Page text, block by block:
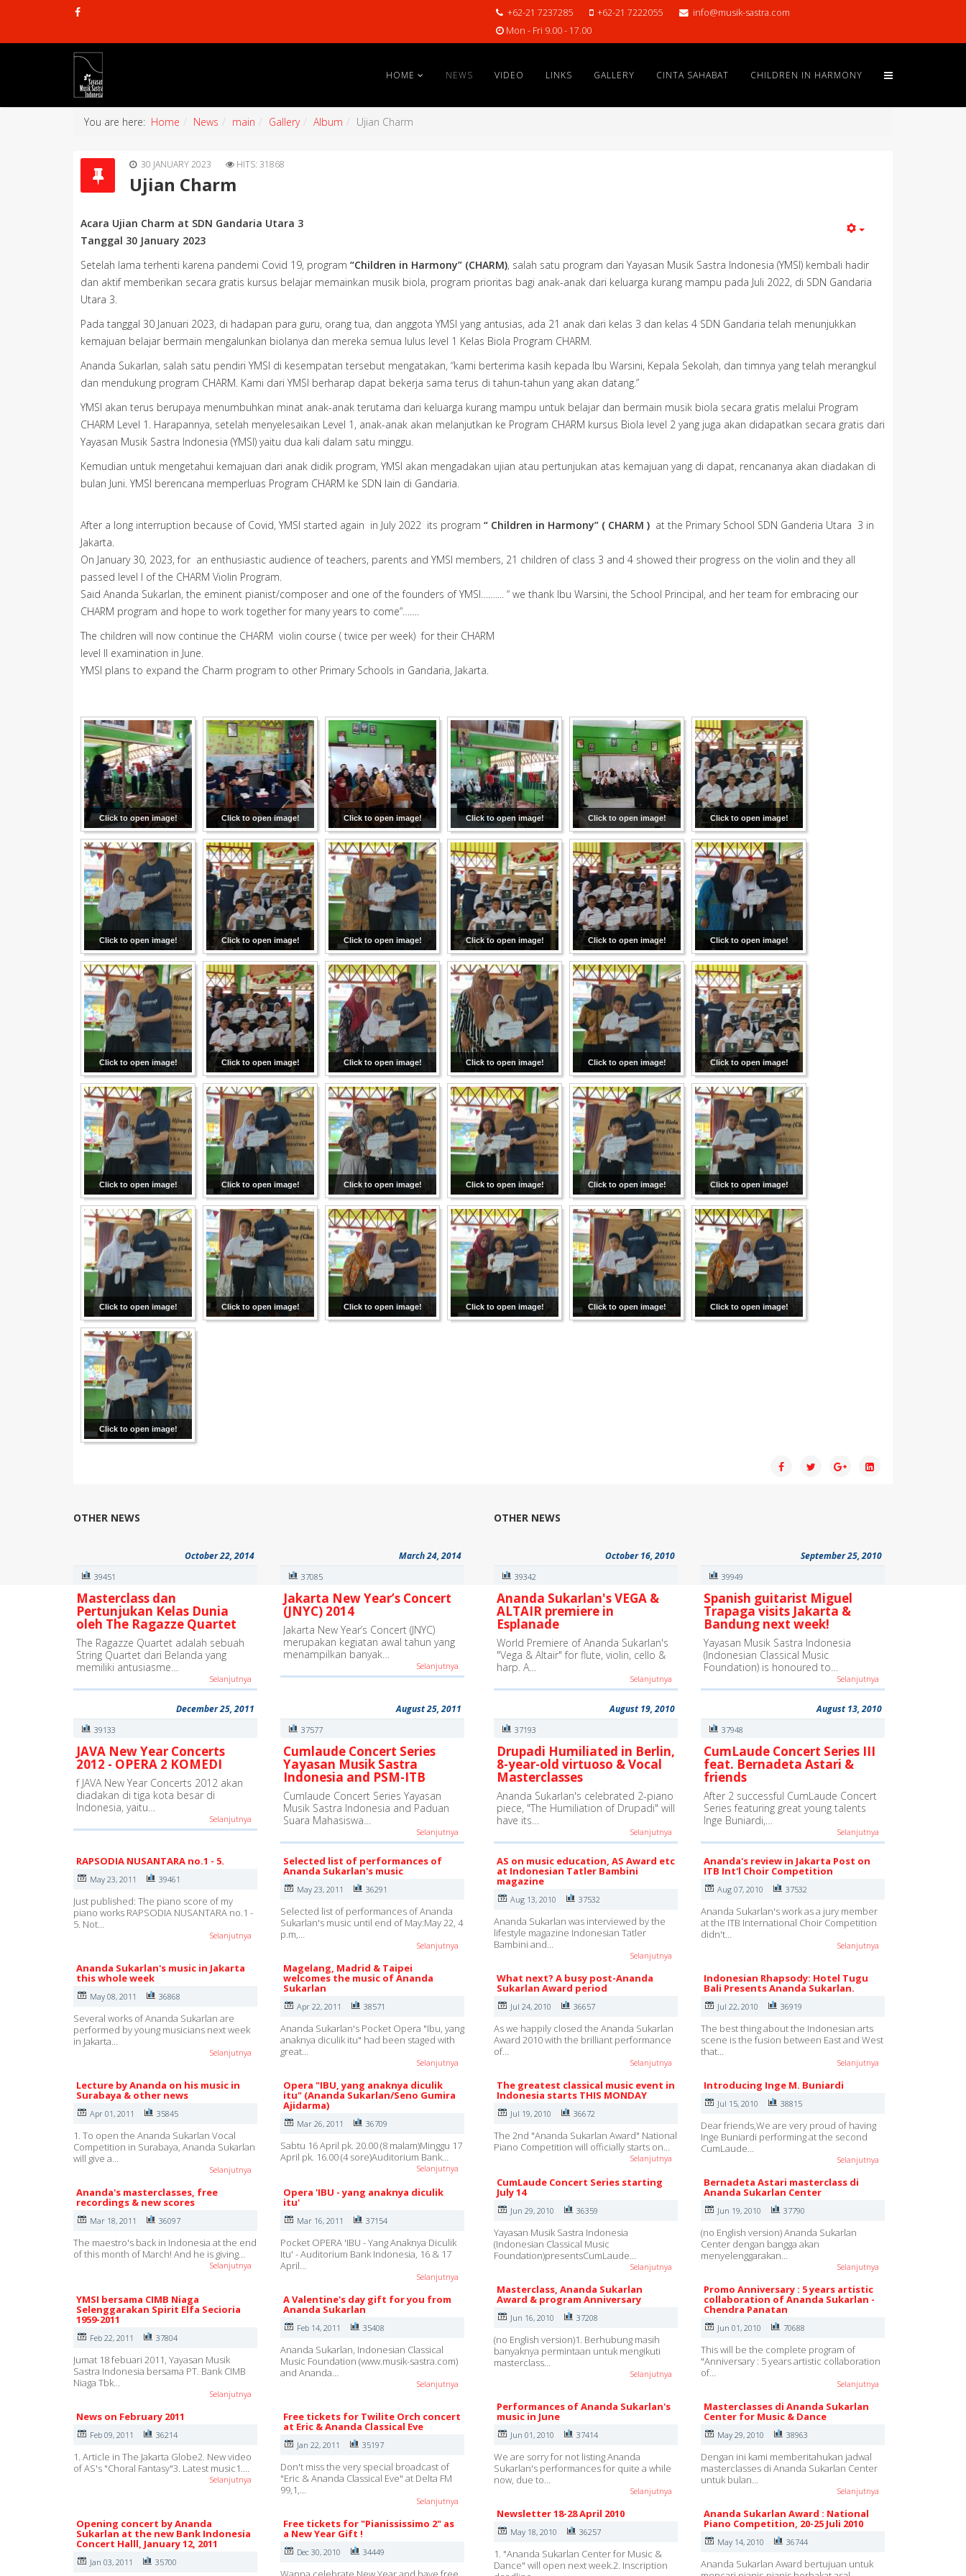
+62-21 7237285 +62-21 7222055
info@musik-sastra.com
Mon - Fri 9.00 - 17.00
HOME NEWS VIDEO LINKS GALLERY CINTA SAHABAT CHILDREN IN HARMONY
You are here: Home News main Gallery Album Ujian Charm
30 JANUARY 2023 HITS: 31868
Ujian Charm
Acara Ujian Charm at SDN Gandaria Utara 3
Tanggal 30 January 2023
Setelah lama terhenti karena pandemi Covid 19, program “Children in Harmony” (CHARM), salah satu program dari Yayasan Musik Sastra Indonesia (YMSI) kembali hadir
dan aktif memberikan secara gratis kursus belajar memainkan musik biola, program prioritas bagi anak-anak dari keluarga kurang mampu pada Juli 2022, di SDN Gandaria
Utara 3.
Pada tanggal 30 Januari 2023, di hadapan para guru, orang tua, dan anggota YMSI yang antusias, ada 21 anak dari kelas 3 dan kelas 4 SDN Gandaria telah menunjukkan
kemajuan belajar bermain mengalunkan biolanya dan mereka semua lulus level 1 Kelas Biola Program CHARM.
Ananda Sukarlan, salah satu pendiri YMSI di kesempatan tersebut mengatakan, “kami berterima kasih kepada Ibu Warsini, Kepala Sekolah, dan timnya yang telah merangkul
dan mendukung program CHARM. Kami dari YMSI berharap dapat bekerja sama terus di tahun-tahun yang akan datang.”
YMSI akan terus berupaya menumbuhkan minat anak-anak terutama dari keluarga kurang mampu untuk belajar dan bermain musik biola secara gratis melalui Program
CHARM Level 1. Harapannya, setelah menyelesaikan Level 1, anak-anak akan melanjutkan ke Program CHARM kursus Biola level 2 yang juga akan didapatkan secara gratis dari
Yayasan Musik Sastra Indonesia (YMSI) yaitu dua kali dalam satu minggu.
Kemudian untuk mengetahui kemajuan dari anak didik program, YMSI akan mengadakan ujian atau pertunjukan atas kemajuan yang di dapat, rencananya akan diadakan di
bulan Juni. YMSI berencana memperluas Program CHARM ke SDN lain di Gandaria.
After a long interruption because of Covid, YMSI started again in July 2022 its program “ Children in Harmony” ( CHARM ) at the Primary School SDN Ganderia Utara 3 in
Jakarta.
On January 30, 2023, for an enthusiastic audience of teachers, parents and YMSI members, 21 children of class 3 and 4 showed their progress on the violin and they all
passed level I of the CHARM Violin Program.
Said Ananda Sukarlan, the eminent pianist/composer and one of the founders of YMSI…….... “ we thank Ibu Warsini, the School Principal, and her team for embracing our
CHARM program and hope to work together for many years to come”…….
The children will now continue the CHARM violin course ( twice per week) for their CHARM
level II examination in June.
YMSI plans to expand the Charm program to other Primary Schools in Gandaria, Jakarta.
Click to open image! Click to open image! Click to open image! Click to open image! Click to open image! Click to open image!
Click to open image! Click to open image! Click to open image! Click to open image! Click to open image! Click to open image!
Click to open image! Click to open image! Click to open image! Click to open image! Click to open image! Click to open image!
Click to open image! Click to open image! Click to open image! Click to open image! Click to open image! Click to open image!
Click to open image! Click to open image! Click to open image! Click to open image! Click to open image! Click to open image!
Click to open image!
OTHER NEWS
October 22, 2014
39451
Masterclass dan
Pertunjukan Kelas Dunia
oleh The Ragazze Quartet
The Ragazze Quartet adalah sebuah
String Quartet dari Belanda yang
memiliki antusiasme…
Selanjutnya
March 24, 2014
37085
Jakarta New Year’s Concert
(JNYC) 2014
Jakarta New Year’s Concert (JNYC)
merupakan kegiatan awal tahun yang
menampilkan banyak…
Selanjutnya
December 25, 2011
39133
JAVA New Year Concerts
2012 - OPERA 2 KOMEDI
f JAVA New Year Concerts 2012 akan
diadakan di tiga kota besar di
Indonesia, yaitu…
Selanjutnya
August 25, 2011
37577
Cumlaude Concert Series
Yayasan Musik Sastra
Indonesia and PSM-ITB
Cumlaude Concert Series Yayasan
Musik Sastra Indonesia and Paduan
Suara Mahasiswa…
Selanjutnya
RAPSODIA NUSANTARA no.1 - 5.
May 23, 2011 39461
Just published: The piano score of my
piano works RAPSODIA NUSANTARA no.1 -
5. Not…
Selanjutnya
Selected list of performances of
Ananda Sukarlan's music
May 23, 2011 36291
Selected list of performances of Ananda
Sukarlan's music until end of May:May 22, 4
p.m,…
Selanjutnya
Ananda Sukarlan's music in Jakarta
this whole week
May 08, 2011 36868
Several works of Ananda Sukarlan are
performed by young musicians next week
in Jakarta…
Selanjutnya
Magelang, Madrid & Taipei
welcomes the music of Ananda
Sukarlan
Apr 22, 2011 38571
Ananda Sukarlan's Pocket Opera "Ibu, yang
anaknya diculik itu" had been staged with
great…
Selanjutnya
Lecture by Ananda on his music in
Surabaya & other news
Apr 01, 2011 35845
1. To open the Ananda Sukarlan Vocal
Competition in Surabaya, Ananda Sukarlan
will give a…
Selanjutnya
Opera "IBU, yang anaknya diculik
itu" (Ananda Sukarlan/Seno Gumira
Ajidarma)
Mar 26, 2011 36709
Sabtu 16 April pk. 20.00 (8 malam)Minggu 17
April pk. 16.00 (4 sore)Auditorium Bank…
Selanjutnya
Ananda's masterclasses, free
recordings & new scores
Mar 18, 2011 36097
The maestro's back in Indonesia at the end
of this month of March! And he is giving…
Selanjutnya
Opera 'IBU - yang anaknya diculik
itu'
Mar 16, 2011 37154
Pocket OPERA 'IBU - Yang Anaknya Diculik
Itu' - Auditorium Bank Indonesia, 16 & 17
April…
Selanjutnya
YMSI bersama CIMB Niaga
Selenggarakan Spirit Elfa Secioria
1959-2011
Feb 22, 2011 37804
Jumat 18 febuari 2011, Yayasan Musik
Sastra Indonesia bersama PT. Bank CIMB
Niaga Tbk…
Selanjutnya
A Valentine's day gift for you from
Ananda Sukarlan
Feb 14, 2011 35408
Ananda Sukarlan, Indonesian Classical
Music Foundation (www.musik-sastra.com)
and Ananda…
Selanjutnya
News on February 2011
Feb 09, 2011 36214
1. Article in The Jakarta Globe2. New video
of AS's "Choral Fantasy"3. Latest music1.…
Selanjutnya
Free tickets for Twilite Orch concert
at Eric & Ananda Classical Eve
Jan 22, 2011 35197
Don't miss the very special broadcast of
"Eric & Ananda Classical Eve" at Delta FM
99,1,…
Selanjutnya
Opening concert by Ananda
Sukarlan at the new Bank Indonesia
Concert Halll, January 12, 2011
Jan 03, 2011 35700
Free tickets for "Pianississimo 2" as
a New Year Gift !
Dec 30, 2010 34449
OTHER NEWS
October 16, 2010
39342
Ananda Sukarlan's VEGA &
ALTAIR premiere in
Esplanade
World Premiere of Ananda Sukarlan's
"Vega & Altair" for flute, violin, cello &
harp. A…
Selanjutnya
September 25, 2010
39949
Spanish guitarist Miguel
Trapaga visits Jakarta &
Bandung next week!
Yayasan Musik Sastra Indonesia
(Indonesian Classical Music
Foundation) is honoured to…
Selanjutnya
August 19, 2010
37193
Drupadi Humiliated in Berlin,
8-year-old virtuoso & Vocal
Masterclasses
Ananda Sukarlan's celebrated 2-piano
piece, "The Humiliation of Drupadi" will
have its…
Selanjutnya
August 13, 2010
37948
CumLaude Concert Series III
feat. Bernadeta Astari &
friends
After 2 successful CumLaude Concert
Series featuring great young talents
Inge Buniardi,…
Selanjutnya
AS on music education, AS Award etc
at Indonesian Tatler Bambini
magazine
Aug 13, 2010 37532
Ananda Sukarlan was interviewed by the
lifestyle magazine Indonesian Tatler
Bambini and…
Selanjutnya
Ananda's review in Jakarta Post on
ITB Int'l Choir Competition
Aug 07, 2010 37532
Ananda Sukarlan's work as a jury member
at the ITB International Choir Competition
didn't…
Selanjutnya
What next? A busy post-Ananda
Sukarlan Award period
Jul 24, 2010 36657
As we happily closed the Ananda Sukarlan
Award 2010 with the brilliant performance
of…
Selanjutnya
Indonesian Rhapsody: Hotel Tugu
Bali Presents Ananda Sukarlan.
Jul 22, 2010 36919
The best thing about the Indonesian arts
scene is the fusion between East and West
that…
Selanjutnya
The greatest classical music event in
Indonesia starts THIS MONDAY
Jul 19, 2010 36672
The 2nd "Ananda Sukarlan Award" National
Piano Competition will officially starts on…
Selanjutnya
Introducing Inge M. Buniardi
Jul 15, 2010 38815
Dear friends,We are very proud of having
Inge Buniardi performing at the second
CumLaude…
Selanjutnya
CumLaude Concert Series starting
July 14
Jun 29, 2010 36359
Yayasan Musik Sastra Indonesia
(Indonesian Classical Music
Foundation)presentsCumLaude…
Selanjutnya
Bernadeta Astari masterclass di
Ananda Sukarlan Center
Jun 19, 2010 37790
(no English version) Ananda Sukarlan
Center dengan bangga akan
menyelenggarakan…
Selanjutnya
Masterclass, Ananda Sukarlan
Award & program Anniversary
Jun 16, 2010 37208
(no English version)1. Berhubung masih
banyaknya permintaan untuk mengikuti
masterclass…
Selanjutnya
Promo Anniversary : 5 years artistic
collaboration of Ananda Sukarlan -
Chendra Panatan
Jun 01, 2010 70688
This will be the complete program of
"Anniversary : 5 years artistic collaboration
of…
Selanjutnya
Performances of Ananda Sukarlan's
music in June
Jun 01, 2010 37414
We are sorry for not listing Ananda
Sukarlan's performances for quite a while
now, due to…
Selanjutnya
Masterclasses di Ananda Sukarlan
Center for Music & Dance
May 29, 2010 38963
Dengan ini kami memberitahukan jadwal
masterclasses di Ananda Sukarlan Center
untuk bulan…
Selanjutnya
Newsletter 18-28 April 2010
May 18, 2010 36257
1. "Ananda Sukarlan Center for Music &
Dance" will open next week.2. Inscription
Ananda Sukarlan Award : National
Piano Competition, 20-25 Juli 2010
May 14, 2010 36744
Ananda Sukarlan Award bertujuan untuk